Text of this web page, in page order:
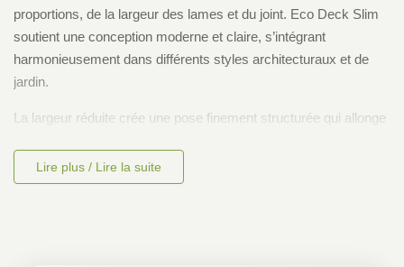
proportions, de la largeur des lames et du joint. Eco Deck Slim
soutient une conception moderne et claire, s’intégrant
harmonieusement dans différents styles architecturaux et de
jardin.
La largeur réduite crée une pose finement structurée qui allonge
même dans les espaces limités.
Lire plus / Lire la suite